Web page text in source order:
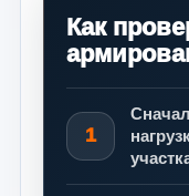
Как
1